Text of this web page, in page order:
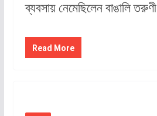
ব্যবসায় নেমেছিলেন বাঙালি তরুণী
Read More